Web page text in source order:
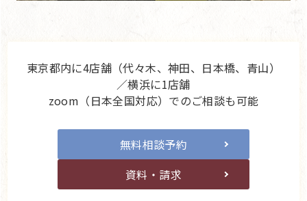
東京都内に4店舗（代々木、神田、日本橋、青山）
／横浜に1店舗
zoom（日本全国対応）でのご相談も可能
無料相談予約
資料・請求